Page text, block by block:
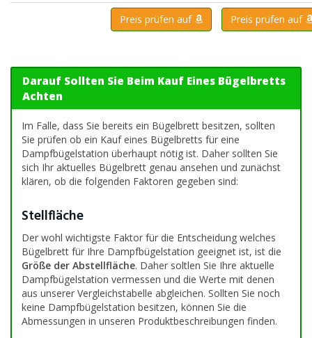
Preis prüfen auf Preis prüfen auf
Darauf Sollten Sie Beim Kauf Eines Bügelbretts
Achten
Im Falle, dass Sie bereits ein Bügelbrett besitzen, sollten
Sie prüfen ob ein Kauf eines Bügelbretts für eine
Dampfbügelstation überhaupt nötig ist. Daher sollten Sie
sich Ihr aktuelles Bügelbrett genau ansehen und zunächst
klären, ob die folgenden Faktoren gegeben sind:
Stellfläche
Der wohl wichtigste Faktor für die Entscheidung welches
Bügelbrett für Ihre Dampfbügelstation geeignet ist, ist die
Größe der Abstellfläche. Daher soltlen Sie Ihre aktuelle
Dampfbügelstation vermessen und die Werte mit denen
aus unserer Vergleichstabelle abgleichen. Sollten Sie noch
keine Dampfbügelstation besitzen, können Sie die
Abmessungen in unseren Produktbeschreibungen finden.